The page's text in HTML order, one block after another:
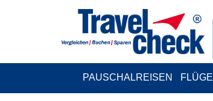
PAUSCHALREISEN FLÜGE